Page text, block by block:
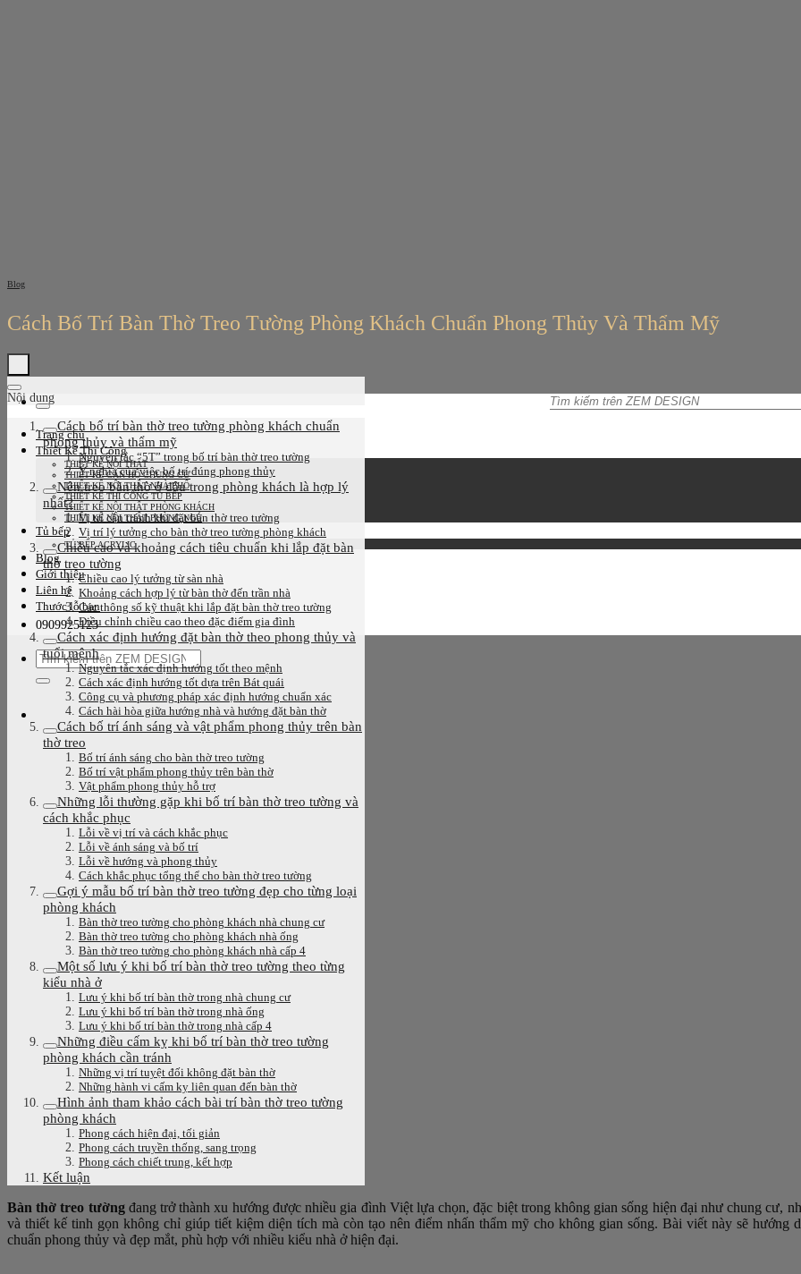
Tìm
Trang chủ
Thiết Kế Thi Công
THIẾT KẾ NỘI THẤT
THIẾT KẾ CĂN HỘ CHUNG CƯ
THIẾT KẾ NỘI THẤT NHÀ PHỐ
THIẾT KẾ THI CÔNG TỦ BẾP
THIẾT KẾ NỘI THẤT PHÒNG KHÁCH
THIẾT KẾ NỘI THẤT PHÒNG NGỦ
Tủ bếp
TỦ BẾP ACRYLIC
Blog
Giới thiệu
Liên hệ
Thước lỗ ban
0909925123
Tìm
kiếm:
Blog
Cách Bố Trí Bàn Thờ Treo Tường Phòng Khách Chuẩn Phong Thủy Và Thẩm Mỹ
Nội dung
Cách bố trí bàn thờ treo tường phòng khách chuẩn
phong thủy và thẩm mỹ
Nguyên tắc “5T” trong bố trí bàn thờ treo tường
Ý nghĩa của việc bố trí đúng phong thủy
Nên treo bàn thờ ở đâu trong phòng khách là hợp lý
nhất?
Vị trí cần tránh khi đặt bàn thờ treo tường
Vị trí lý tưởng cho bàn thờ treo tường phòng khách
Chiều cao và khoảng cách tiêu chuẩn khi lắp đặt bàn
thờ treo tường
Chiều cao lý tưởng từ sàn nhà
Khoảng cách hợp lý từ bàn thờ đến trần nhà
Các thông số kỹ thuật khi lắp đặt bàn thờ treo tường
Điều chỉnh chiều cao theo đặc điểm gia đình
Cách xác định hướng đặt bàn thờ theo phong thủy và
tuổi mệnh
Nguyên tắc xác định hướng tốt theo mệnh
Cách xác định hướng tốt dựa trên Bát quái
Công cụ và phương pháp xác định hướng chuẩn xác
Cách hài hòa giữa hướng nhà và hướng đặt bàn thờ
Cách bố trí ánh sáng và vật phẩm phong thủy trên bàn
thờ treo
Bố trí ánh sáng cho bàn thờ treo tường
Bố trí vật phẩm phong thủy trên bàn thờ
Vật phẩm phong thủy hỗ trợ
Những lỗi thường gặp khi bố trí bàn thờ treo tường và
cách khắc phục
Lỗi về vị trí và cách khắc phục
Lỗi về ánh sáng và bố trí
Lỗi về hướng và phong thủy
Cách khắc phục tổng thể cho bàn thờ treo tường
Gợi ý mẫu bố trí bàn thờ treo tường đẹp cho từng loại
phòng khách
Bàn thờ treo tường cho phòng khách nhà chung cư
Bàn thờ treo tường cho phòng khách nhà ống
Bàn thờ treo tường cho phòng khách nhà cấp 4
Một số lưu ý khi bố trí bàn thờ treo tường theo từng
kiểu nhà ở
Lưu ý khi bố trí bàn thờ trong nhà chung cư
Lưu ý khi bố trí bàn thờ trong nhà ống
Lưu ý khi bố trí bàn thờ trong nhà cấp 4
Những điều cấm kỵ khi bố trí bàn thờ treo tường
phòng khách cần tránh
Những vị trí tuyệt đối không đặt bàn thờ
Những hành vi cấm kỵ liên quan đến bàn thờ
Hình ảnh tham khảo cách bài trí bàn thờ treo tường
phòng khách
Phong cách hiện đại, tối giản
Phong cách truyền thống, sang trọng
Phong cách chiết trung, kết hợp
Kết luận
Bàn thờ treo tườngđang trở thành xu hướng được nhiều gia đình Việt lựa chọn, đặc biệt trong không gian sống hiện đại như chung cư,
và thiết kế tinh gọn không chỉ giúp tiết kiệm diện tích mà còn tạo nên điểm nhấn thẩm mỹ cho không gian sống. Bài viết này sẽ hướng
chuẩn phong thủy và đẹp mắt, phù hợp với nhiều kiểu nhà ở hiện đại.